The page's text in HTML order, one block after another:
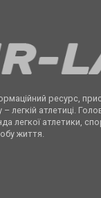
ресурс,
легкій атлетиці.
легкої атлетики,
життя.